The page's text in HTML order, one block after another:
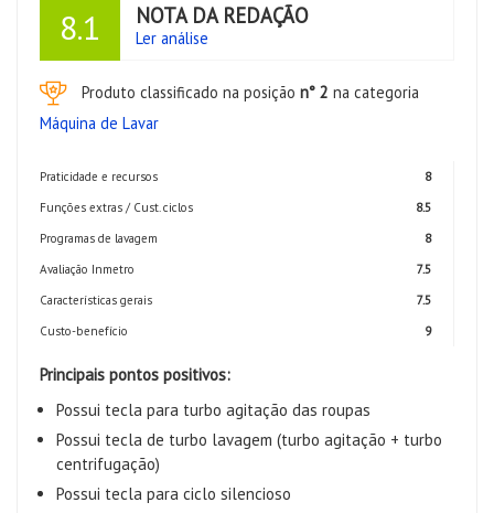
8.1 NOTA DA REDAÇÃO
Ler análise
Produto classificado na posição n° 2 na categoria
Máquina de Lavar
Praticidade e recursos
8
Funções extras / Cust. ciclos
8.5
Programas de lavagem
8
Avaliação Inmetro
7.5
Características gerais
7.5
Custo-benefício
9
Principais pontos positivos:
Possui tecla para turbo agitação das roupas
Possui tecla de turbo lavagem (turbo agitação + turbo
centrifugação)
Possui tecla para ciclo silencioso